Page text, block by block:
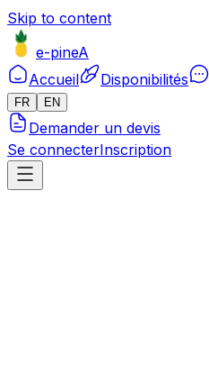
Skip to content
e-pineA
Accueil
Disponibilités
FR EN
Demander un devis
Se connecterInscription